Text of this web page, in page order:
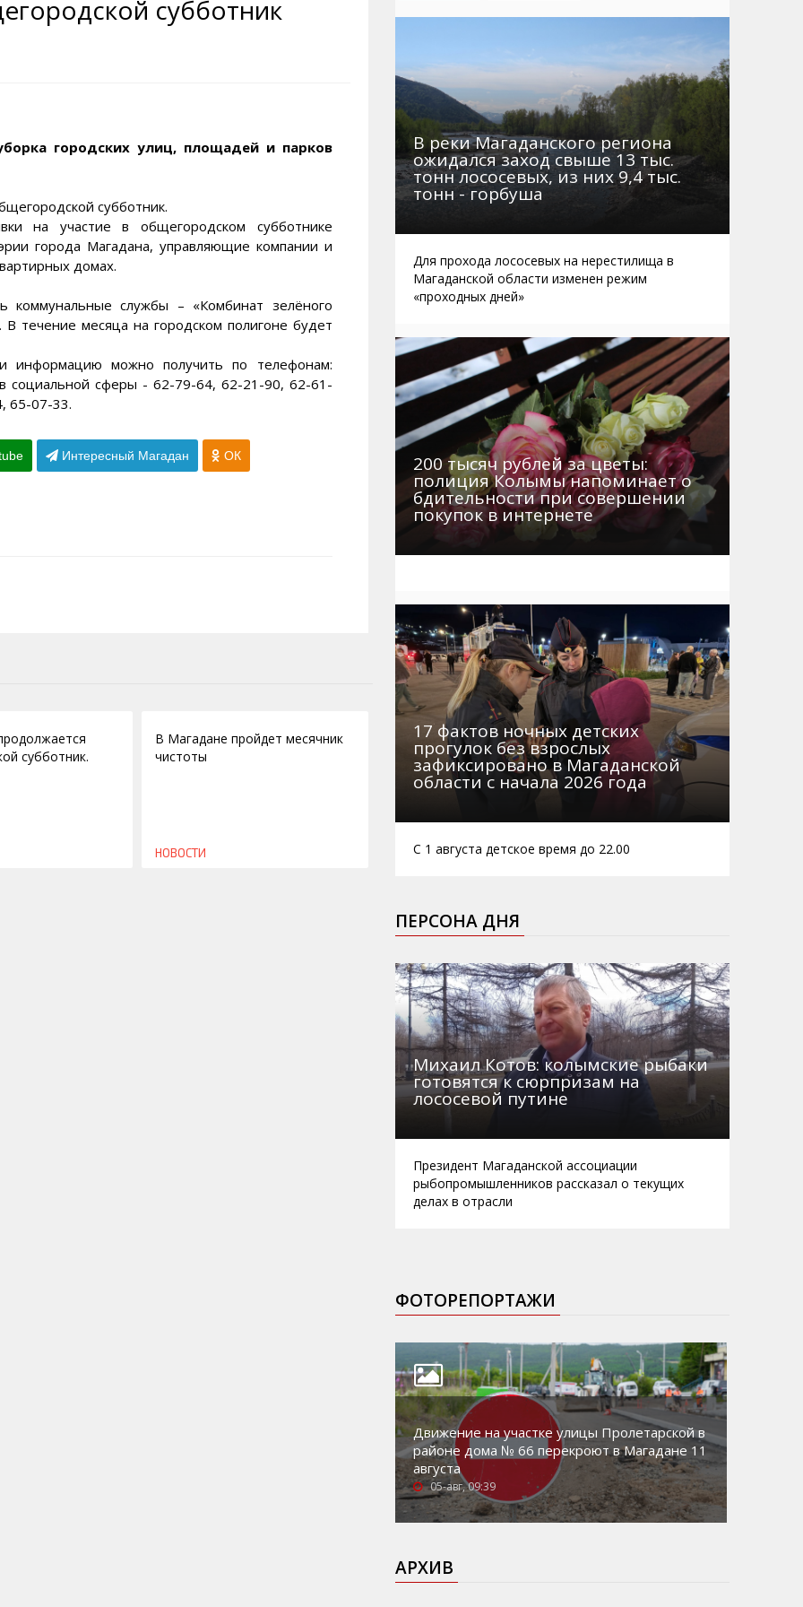
карта
вебкамеры в Магадане
Кинохроника Магадана
Автобусы Магадан – Аэропорт
Таблица приливов отливов
УМВД
Не мусорить
Браконьеры
субботник
городских улиц, площадей и парков
субботник.
на участие в общегородском субботнике
города Магадана, управляющие компании и
домах.
коммунальные службы – «Комбинат зелёного
В течение месяца на городском полигоне будет
информацию можно получить по телефонам:
социальной сферы - 62-79-64, 62-21-90, 62-61-
65-07-33.
Интересный Магадан ОК
субботник.
В Магадане пройдет месячник
чистоты
НОВОСТИ
В реки Магаданского региона
ожидался заход свыше 13 тыс.
тонн лососевых, из них 9,4 тыс.
тонн - горбуша
Для прохода лососевых на нерестилища в
Магаданской области изменен режим
«проходных дней»
200 тысяч рублей за цветы:
полиция Колымы напоминает о
бдительности при совершении
покупок в интернете
17 фактов ночных детских
прогулок без взрослых
зафиксировано в Магаданской
области с начала 2026 года
С 1 августа детское время до 22.00
ПЕРСОНА ДНЯ
Михаил Котов: колымские рыбаки
готовятся к сюрпризам на
лососевой путине
Президент Магаданской ассоциации
рыбопромышленников рассказал о текущих
делах в отрасли
ФОТОРЕПОРТАЖИ
Движение на участке улицы Пролетарской в
районе дома № 66 перекроют в Магадане 11
августа
05-авг, 09:39
АРХИВ